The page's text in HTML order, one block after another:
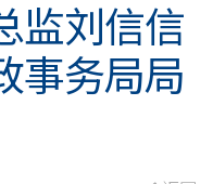
监刘信信
事务局局